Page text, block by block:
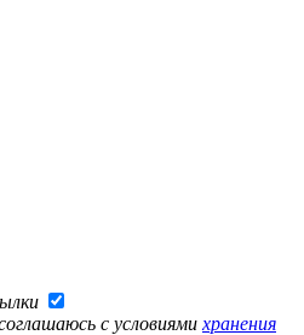
с условиями хранения